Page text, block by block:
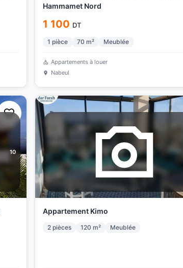
Hammamet Nord
1 100 DT
1 pièce 70 m² Meublée
Appartements à louer
Nabeul
10
Appartement Kimo
2 pièces 120 m² Meublée